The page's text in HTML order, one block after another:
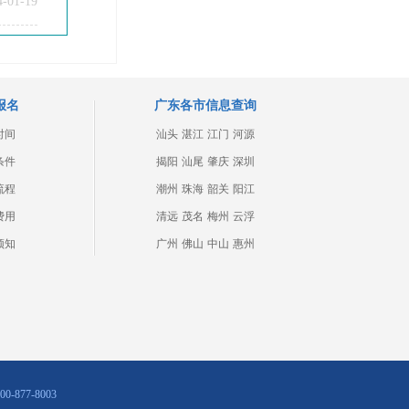
名
间
件
程
用
知
广东各市信息查询
汕头 湛江 江门 河源
揭阳 汕尾 肇庆 深圳
潮州 珠海 韶关 阳江
清远 茂名 梅州 云浮
广州 佛山 中山 惠州
877-8003